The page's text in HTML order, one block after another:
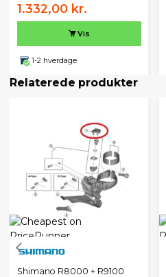
1.332,00 kr.
Vis
1-2 hverdage
Relaterede produkter
Shimano R8000 + R9100